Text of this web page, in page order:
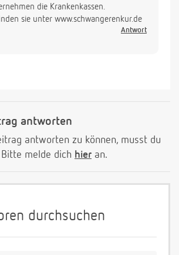
die Krankenkassen.
sie unter www.schwangerenkur.de
Antwort
antworten
antworten zu können, musst du
melde dich hier an.
durchsuchen